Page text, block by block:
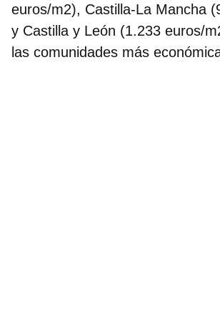
euros/m2), Castilla-La Mancha
y Castilla y León (1.233 euros/
las comunidades más